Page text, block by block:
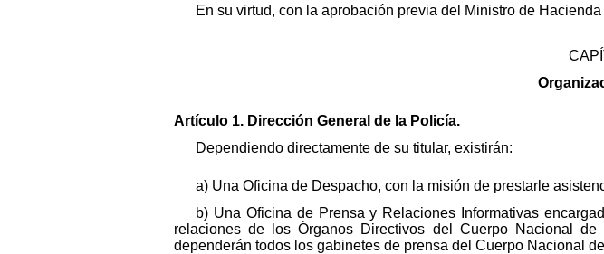
En su virtud, con la aprobación previa del Ministro de
Artículo 1. Dirección General de la Policía.
Dependiendo directamente de su titular, existirán:
a) Una Oficina de Despacho, con la misión de prestarle
b) Una Oficina de Prensa y Relaciones Informativas
relaciones de los Órganos Directivos del Cuerpo Nacional
dependerán todos los gabinetes de prensa del Cuerpo Nacional